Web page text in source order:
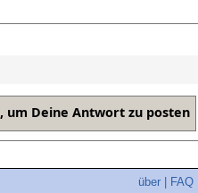
über FAQ